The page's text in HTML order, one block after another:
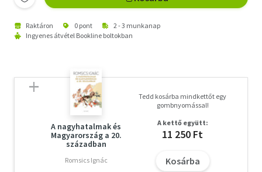
Raktáron 0 pont
2 - 3 munkanap
Ingyenes átvétel Bookline boltokban
A nagyhatalmak és
Magyarország a 20.
században
Romsics Ignác
Tedd kosárba mindkettőt egy
gombnyomással!
A kettő együtt:
11 250 Ft
Kosárba